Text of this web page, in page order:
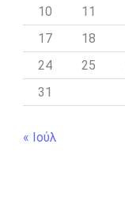
10
11
17
18
24
25
31
« Ιούλ